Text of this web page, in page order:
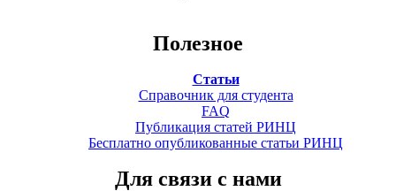
Полезное
Статьи
Справочник для студента
FAQ
Публикация статей РИНЦ
Бесплатно опубликованные статьи РИНЦ
Для связи с нами